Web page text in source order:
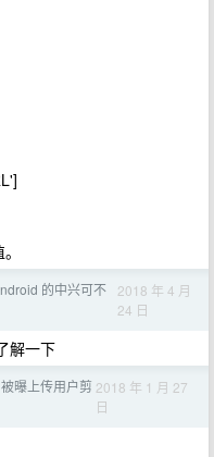
的中兴可不
2018 年 4 月
24 日
解一下
曝上传用户剪 2018 年 1 月 27
日